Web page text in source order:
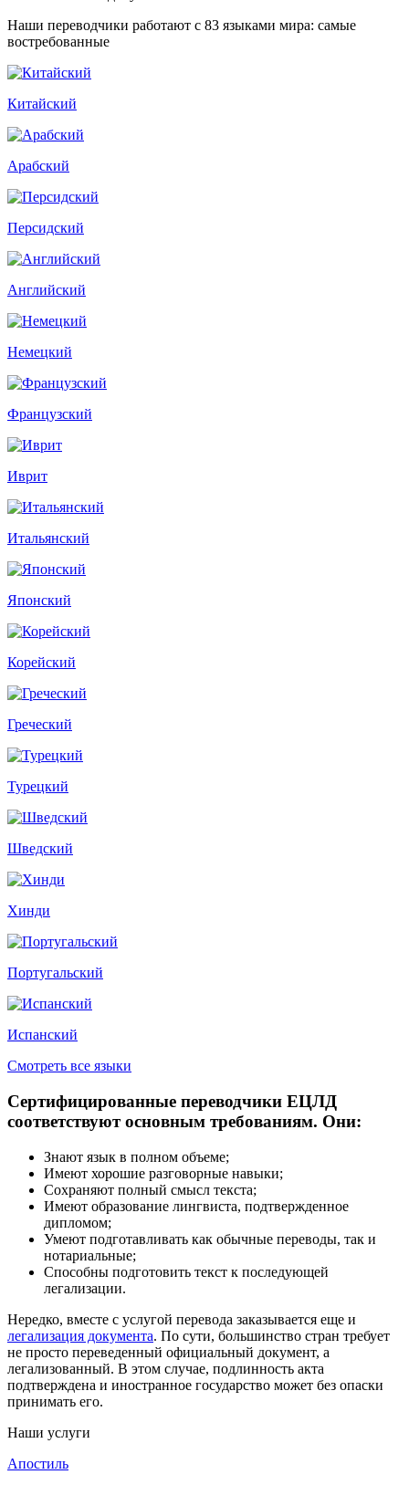
Наши переводчики работают с 83 языками мира: самые
востребованные
Китайский
Арабский
Персидский
Английский
Немецкий
Французский
Иврит
Итальянский
Японский
Корейский
Греческий
Турецкий
Шведский
Хинди
Португальский
Испанский
Смотреть все языки
Сертифицированные переводчики ЕЦЛД
соответствуют основным требованиям. Они:
Знают язык в полном объеме;
Имеют хорошие разговорные навыки;
Сохраняют полный смысл текста;
Имеют образование лингвиста, подтвержденное
дипломом;
Умеют подготавливать как обычные переводы, так и
нотариальные;
Способны подготовить текст к последующей
легализации.
Нередко, вместе с услугой перевода заказывается еще и
легализация документа. По сути, большинство стран требует
не просто переведенный официальный документ, а
легализованный. В этом случае, подлинность акта
подтверждена и иностранное государство может без опаски
принимать его.
Наши услуги
Апостиль